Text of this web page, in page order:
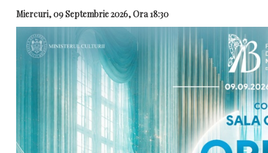
Miercuri, 09 Septembrie 2026, Ora 18:30